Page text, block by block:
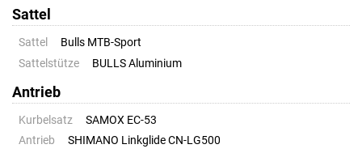
Sattel
Sattel
Bulls MTB-Sport
Sattelstütze
BULLS Aluminium
Antrieb
Kurbelsatz
SAMOX EC-53
Antrieb
SHIMANO Linkglide CN-LG500